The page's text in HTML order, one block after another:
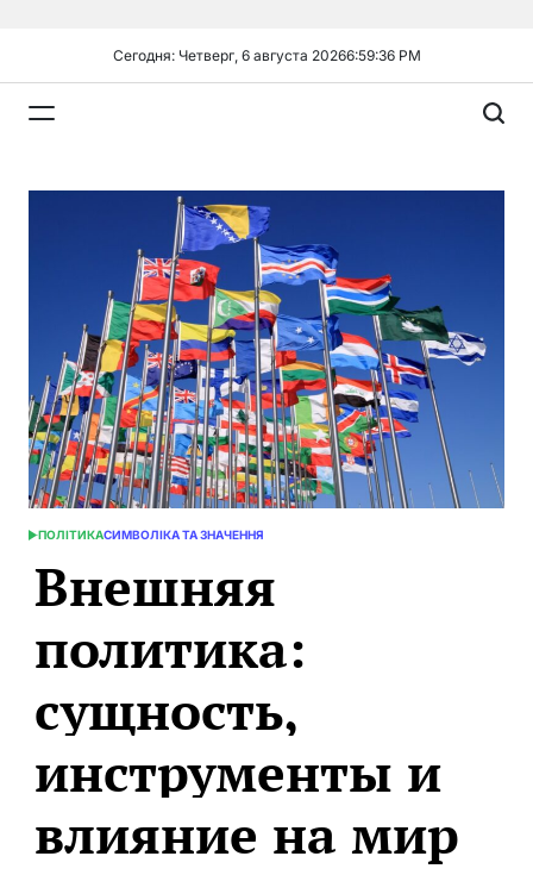
Сегодня: Четверг, 6 августа 20266:59:38 PM
ОПУБЛИКОВАНО
ПОЛІТИКАСИМВОЛІКА ТА ЗНАЧЕННЯ
Внешняя
политика:
сущность,
инструменты и
влияние на мир